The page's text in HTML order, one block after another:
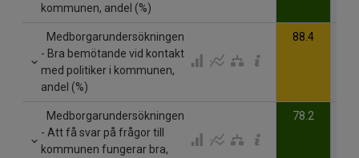
kommunen, andel (%)
Medborgarundersökningen
- Bra bemötande vid kontakt
med politiker i kommunen,
andel (%)
88.4
Medborgarundersökningen
- Att få svar på frågor till
kommunen fungerar bra,
78.2